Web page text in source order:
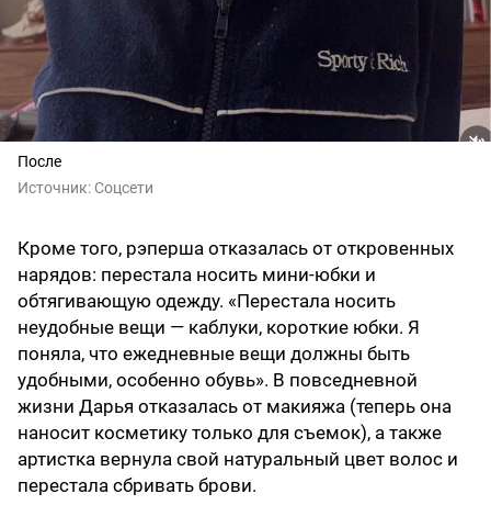
После
Источник: Соцсети
Кроме того, рэперша отказалась от откровенных
нарядов: перестала носить мини-юбки и
обтягивающую одежду. «Перестала носить
неудобные вещи — каблуки, короткие юбки. Я
поняла, что ежедневные вещи должны быть
удобными, особенно обувь». В повседневной
жизни Дарья отказалась от макияжа (теперь она
наносит косметику только для съемок), а также
артистка вернула свой натуральный цвет волос и
перестала сбривать брови.